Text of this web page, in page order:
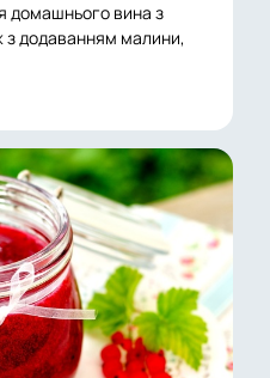
домашнього вина з
з додаванням малини,